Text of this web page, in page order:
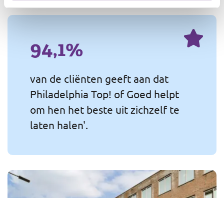
94,1%
van de cliënten geeft aan dat
Philadelphia Top! of Goed helpt
om hen het beste uit zichzelf te
laten halen'.